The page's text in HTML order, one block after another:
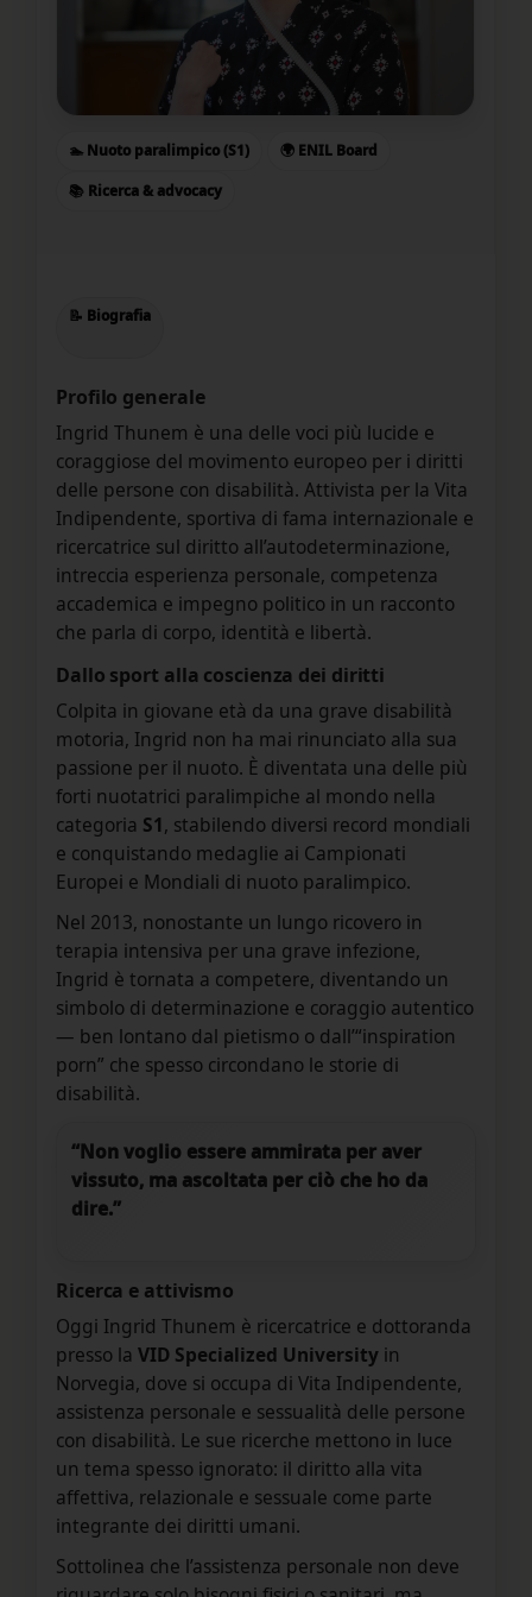
🏊 Nuoto paralimpico (S1)
🌍 ENIL Board
📚 Ricerca & advocacy
📝 Biografia
Profilo generale
Ingrid Thunem è una delle voci più lucide e
coraggiose del movimento europeo per i diritti
delle persone con disabilità. Attivista per la Vita
Indipendente, sportiva di fama internazionale e
ricercatrice sul diritto all’autodeterminazione,
intreccia esperienza personale, competenza
accademica e impegno politico in un racconto
che parla di corpo, identità e libertà.
Dallo sport alla coscienza dei diritti
Colpita in giovane età da una grave disabilità
motoria, Ingrid non ha mai rinunciato alla sua
passione per il nuoto. È diventata una delle più
forti nuotatrici paralimpiche al mondo nella
categoria S1, stabilendo diversi record mondiali
e conquistando medaglie ai Campionati
Europei e Mondiali di nuoto paralimpico.
Nel 2013, nonostante un lungo ricovero in
terapia intensiva per una grave infezione,
Ingrid è tornata a competere, diventando un
simbolo di determinazione e coraggio autentico
— ben lontano dal pietismo o dall’“inspiration
porn” che spesso circondano le storie di
disabilità.
“Non voglio essere ammirata per aver
vissuto, ma ascoltata per ciò che ho da
dire.”
Ricerca e attivismo
Oggi Ingrid Thunem è ricercatrice e dottoranda
presso la VID Specialized University in
Norvegia, dove si occupa di Vita Indipendente,
assistenza personale e sessualità delle persone
con disabilità. Le sue ricerche mettono in luce
un tema spesso ignorato: il diritto alla vita
affettiva, relazionale e sessuale come parte
integrante dei diritti umani.
Sottolinea che l’assistenza personale non deve